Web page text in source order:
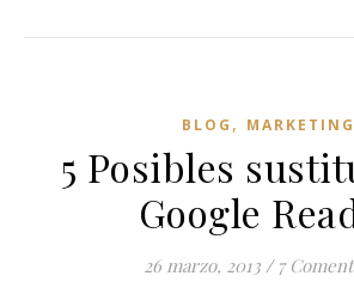
BLOG , MARKETING
5 Posibles
Google
26 marzo, 2013 / 7